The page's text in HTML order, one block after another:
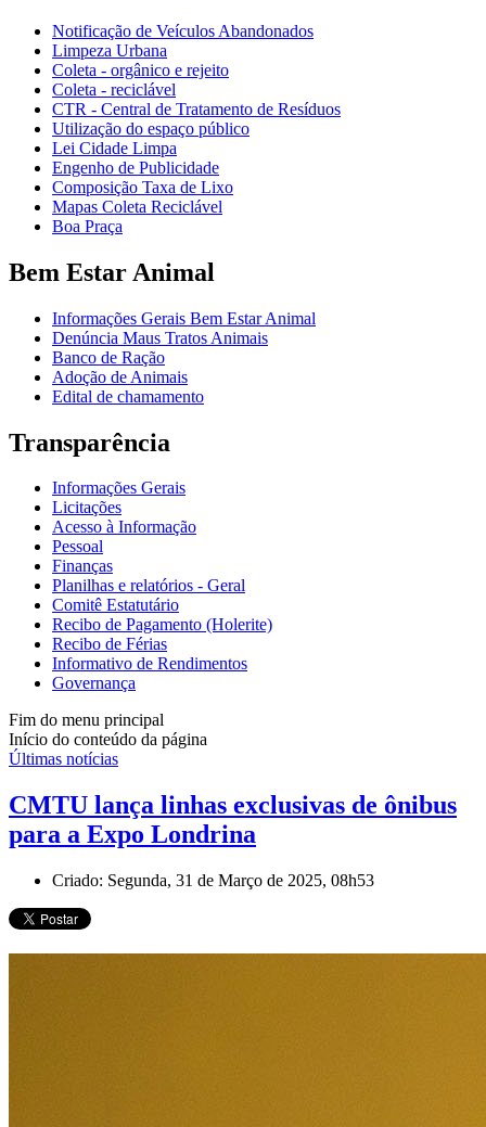
Notificação de Veículos Abandonados
Limpeza Urbana
Coleta - orgânico e rejeito
Coleta - reciclável
CTR - Central de Tratamento de Resíduos
Utilização do espaço público
Lei Cidade Limpa
Engenho de Publicidade
Composição Taxa de Lixo
Mapas Coleta Reciclável
Boa Praça
Bem Estar Animal
Informações Gerais Bem Estar Animal
Denúncia Maus Tratos Animais
Banco de Ração
Adoção de Animais
Edital de chamamento
Transparência
Informações Gerais
Licitações
Acesso à Informação
Pessoal
Finanças
Planilhas e relatórios - Geral
Comitê Estatutário
Recibo de Pagamento (Holerite)
Recibo de Férias
Informativo de Rendimentos
Governança
Fim do menu principal
Início do conteúdo da página
Últimas notícias
CMTU lança linhas exclusivas de ônibus
para a Expo Londrina
Criado: Segunda, 31 de Março de 2025, 08h53